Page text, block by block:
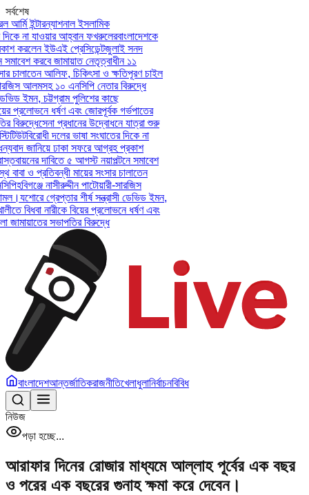
সর্বশেষ
ইন্টারন্যাশনাল ইসলামিক
না যাওয়ার আহ্বান ফখরুলেরবাংলাদেশকে
করলেন ইউএই প্রেসিডেন্টজুলাই সনদ
করবে জামায়াত নেতৃত্বাধীন ১১
আলিফ, চিকিৎসা ও ক্ষতিপূরণ চাইল
আলমসহ ১০ এনসিপি নেতার বিরুদ্ধে
ইমন, চট্টগ্রাম পুলিশের কাছে
প্রলোভনে ধর্ষণ এবং জোরপূর্বক গর্ভপাতের
সেনা প্রধানের উদ্বোধনে যাত্রা শুরু
বিরোধী দলের ভাষা সংঘাতের দিকে না
জানিয়ে ঢাকা সফরে আগ্রহ প্রকাশ
দাবিতে ৫ আগস্ট নয়াপল্টনে সমাবেশ
ও প্রতিবন্ধী মায়ের সংসার চালাতেন
হবিগঞ্জে নাসীরুদ্দীন পাটোয়ারী-সারজিস
যশোরে গ্রেপ্তার শীর্ষ সন্ত্রাসী ডেভিড ইমন,
বিধবা নারীকে বিয়ের প্রলোভনে ধর্ষণ এবং
সভাপতির বিরুদ্ধে
বাংলাদেশআন্তর্জাতিকরাজনীতিখেলাধুলানির্বাচনবিবিধ
নিউজ
পড়া হচ্ছে...
আরাফার দিনের রোজার মাধ্যমে আল্লাহ পূর্বের এক বছর
ও পরের এক বছরের গুনাহ ক্ষমা করে দেবেন।